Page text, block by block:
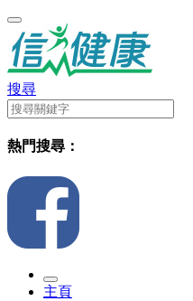
搜尋
熱門搜尋：
主頁